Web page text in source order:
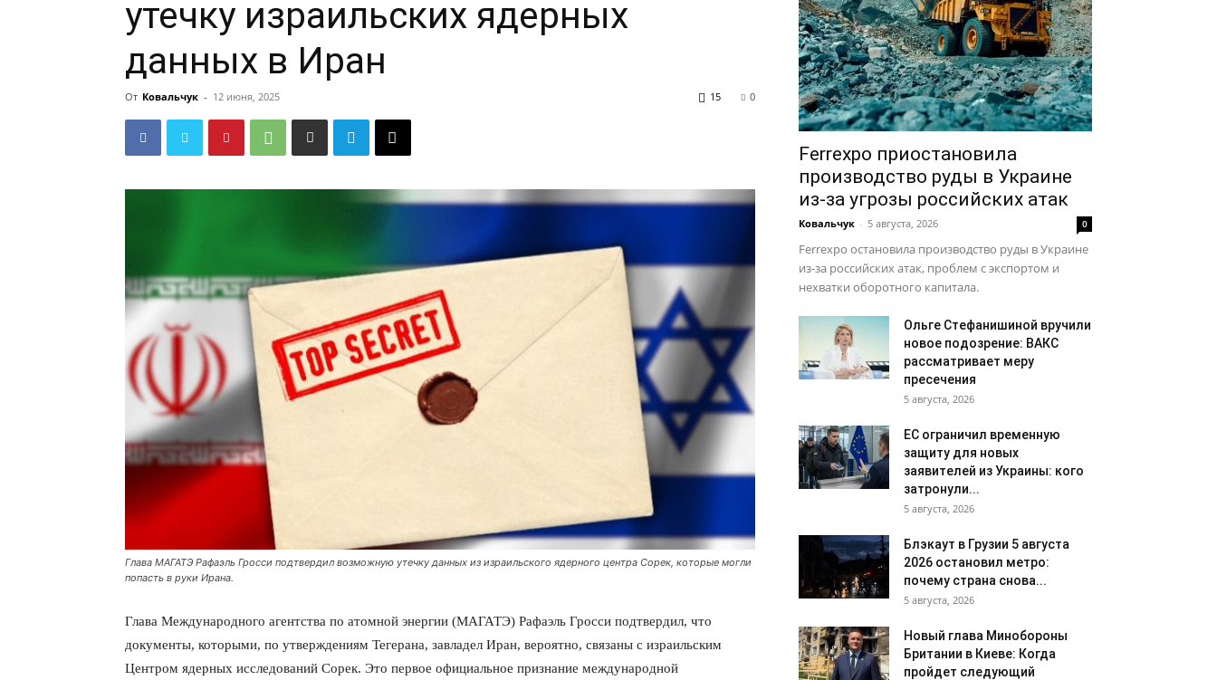
утечку израильских ядерных
данных в Иран
От Ковальчук - 12 июня, 2025 0
15
Глава МАГАТЭ Рафаэль Гросси подтвердил возможную утечку данных из израильского ядерного центра Сорек, которые могли
попасть в руки Ирана.
Глава Международного агентства по атомной энергии (МАГАТЭ) Рафаэль Гросси подтвердил, что
документы, которыми, по утверждениям Тегерана, завладел Иран, вероятно, связаны с израильским
Центром ядерных исследований Сорек. Это первое официальное признание международной
Ferrexpo приостановила
производство руды в Украине
из-за угрозы российских атак
Ковальчук - 5 августа, 2026 0
Ferrexpo остановила производство руды в Украине
из-за российских атак, проблем с экспортом и
нехватки оборотного капитала.
Ольге Стефанишиной вручили
новое подозрение: ВАКС
рассматривает меру
пресечения
5 августа, 2026
ЕС ограничил временную
защиту для новых
заявителей из Украины: кого
затронули...
5 августа, 2026
Блэкаут в Грузии 5 августа
2026 остановил метро:
почему страна снова...
5 августа, 2026
Новый глава Минобороны
Британии в Киеве: Когда
пройдет следующий